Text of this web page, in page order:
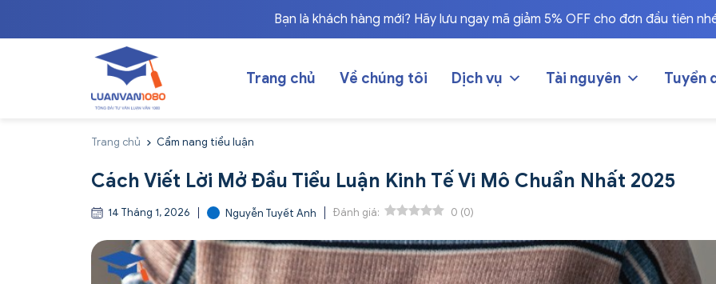
Bạn là khách hàng mới? Hãy lưu ngay mã giảm 5% OFF cho đơn đầu tiên
Trang chủ Về chúng tôi Dịch vụ Tài nguyên Tuyển
Trang chủ Cẩm nang tiểu luận
Cách Viết Lời Mở Đầu Tiểu Luận Kinh Tế Vi Mô Chuẩn Nhất 2025
14 Tháng 1, 2026 Nguyễn Tuyết Anh Đánh giá: 0 (0)